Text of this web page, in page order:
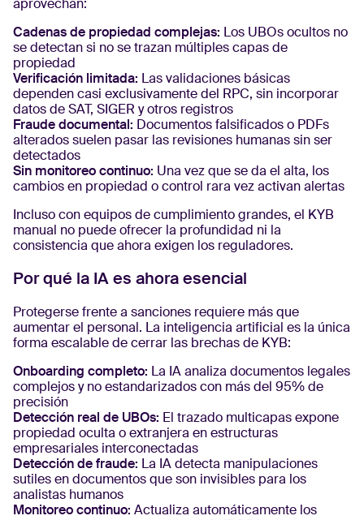
aprovechan:
Cadenas de propiedad complejas: Los UBOs ocultos no
se detectan si no se trazan múltiples capas de
propiedad
Verificación limitada: Las validaciones básicas
dependen casi exclusivamente del RPC, sin incorporar
datos de SAT, SIGER y otros registros
Fraude documental: Documentos falsificados o PDFs
alterados suelen pasar las revisiones humanas sin ser
detectados
Sin monitoreo continuo: Una vez que se da el alta, los
cambios en propiedad o control rara vez activan alertas
Incluso con equipos de cumplimiento grandes, el KYB
manual no puede ofrecer la profundidad ni la
consistencia que ahora exigen los reguladores.
Por qué la IA es ahora esencial
Protegerse frente a sanciones requiere más que
aumentar el personal. La inteligencia artificial es la única
forma escalable de cerrar las brechas de KYB:
Onboarding completo: La IA analiza documentos legales
complejos y no estandarizados con más del 95% de
precisión
Detección real de UBOs: El trazado multicapas expone
propiedad oculta o extranjera en estructuras
empresariales interconectadas
Detección de fraude: La IA detecta manipulaciones
sutiles en documentos que son invisibles para los
analistas humanos
Monitoreo continuo: Actualiza automáticamente los